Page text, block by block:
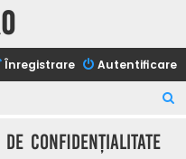
Autentificare
Înregistrare
confidenţialitate